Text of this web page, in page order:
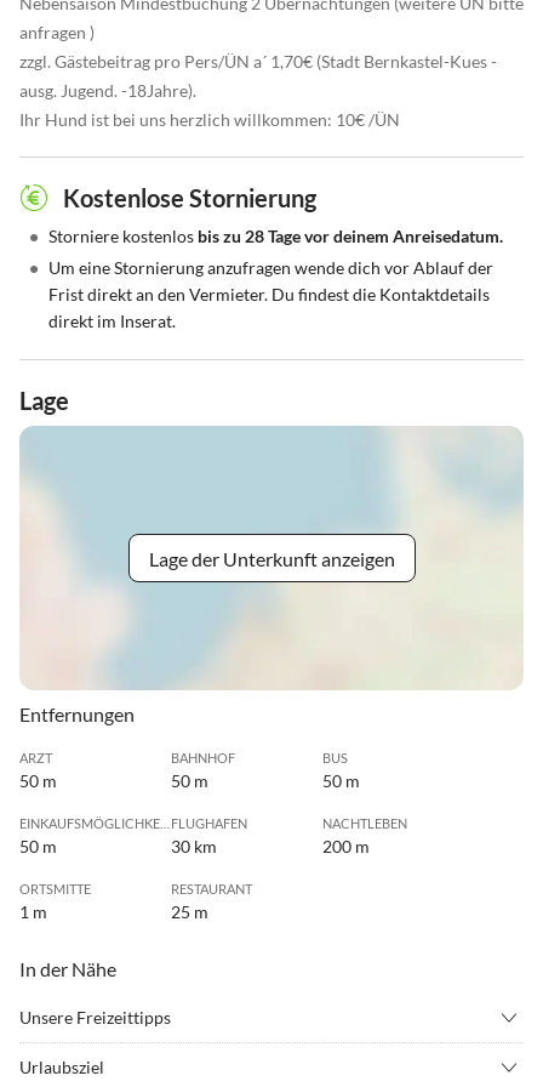
anfragen )
zzgl. Gästebeitrag pro Pers/ÜN a´ 1,70€ (Stadt Bernkastel-Kues -
ausg. Jugend. -18Jahre).
Ihr Hund ist bei uns herzlich willkommen: 10€ /ÜN
Kostenlose Stornierung
• Storniere kostenlos bis zu 28 Tage vor deinem Anreisedatum.
• Um eine Stornierung anzufragen wende dich vor Ablauf der
Frist direkt an den Vermieter. Du findest die Kontaktdetails
direkt im Inserat.
Lage
Lage der Unterkunft anzeigen
Entfernungen
ARZT
50 m
BAHNHOF
50 m
BUS
50 m
50 m
FLUGHAFEN
30 km
NACHTLEBEN
200 m
ORTSMITTE
1 m
RESTAURANT
25 m
In der Nähe
Unsere Freizeittipps
Urlaubsziel